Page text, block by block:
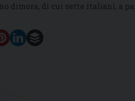
dimora, di cui sette italiani, a